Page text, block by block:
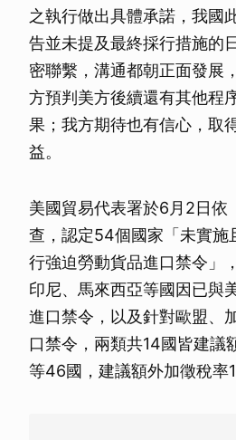
之執行做出具體承諾，我國
告並未提及最終採行措施的
密聯繫，溝通都朝正面發展
方預判美方後續還有其他程
果；我方期待也有信心，取
益。
美國貿易代表署於6月2日依
查，認定54個國家「未實施
行強迫勞動貨品進口禁令」
印尼、馬來西亞等國因已與
進口禁令，以及針對歐盟、
口禁令，兩類共14國皆建議
等46國，建議額外加徵稅率